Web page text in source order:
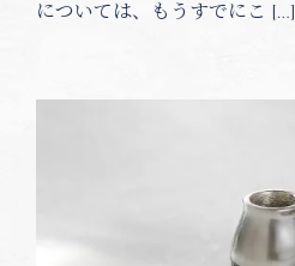
については、もうすでにこ […]